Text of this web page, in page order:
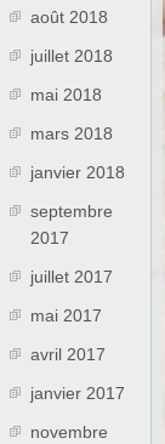
août 2018
juillet 2018
mai 2018
mars 2018
janvier 2018
septembre
2017
juillet 2017
mai 2017
avril 2017
janvier 2017
novembre